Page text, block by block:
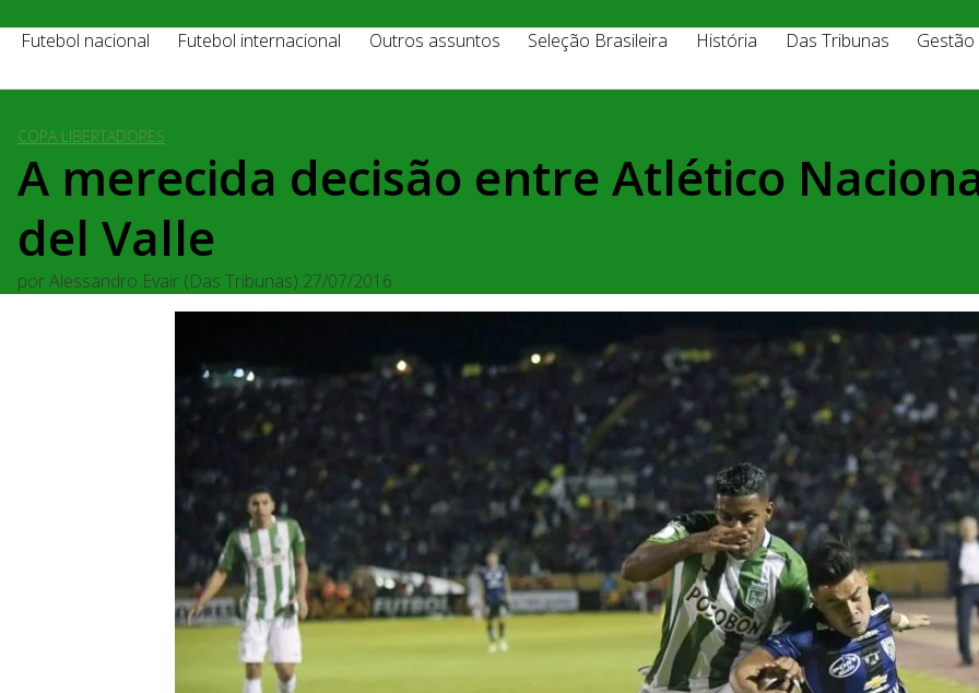
Futebol nacional Futebol internacional Outros assuntos Seleção Brasileira História Das Tribunas
COPA LIBERTADORES
A merecida decisão entre Atlético
del Valle
porAlessandro Evair (Das Tribunas) 27/07/2016